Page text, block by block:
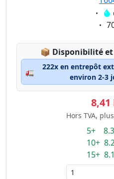
📦 Lagerstatus:
Disponibilité
🚛
222x en entrepôt
environ 2-3
8,41
Hors TVA,
5+
10+
15+